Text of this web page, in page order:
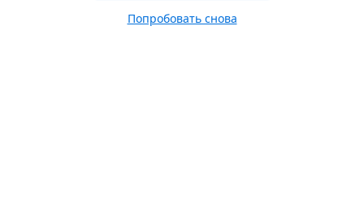
Попробовать снова